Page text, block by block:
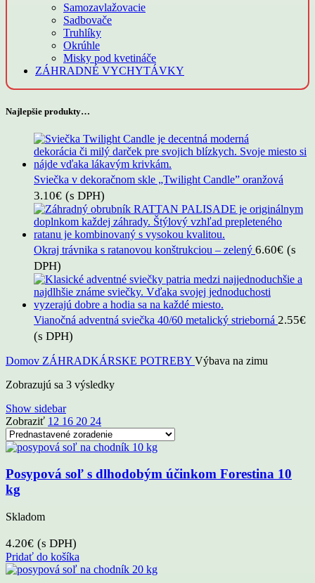
Samozavlažovacie
Sadbovače
Truhlíky
Okrúhle
Misky pod kvetináče
ZÁHRADNÉ VYCHYTÁVKY
Najlepšie produkty…
Sviečka v dekoračnom skle „Twilight Candle” oranžová
3.10€ (s DPH)
Okraj trávnika s ratanovou konštrukciou – zelený 6.60€ (s
DPH)
Vianočná adventná sviečka 40/60 metalický strieborná 2.55€
(s DPH)
Domov ZÁHRADKÁRSKE POTREBY Výbava na zimu
Zobrazujú sa 3 výsledky
Show sidebar
Zobraziť 12 16 20 24
Posypová soľ s dlhodobým účinkom Forestina 10
kg
Skladom
4.20€ (s DPH)
Pridať do košíka